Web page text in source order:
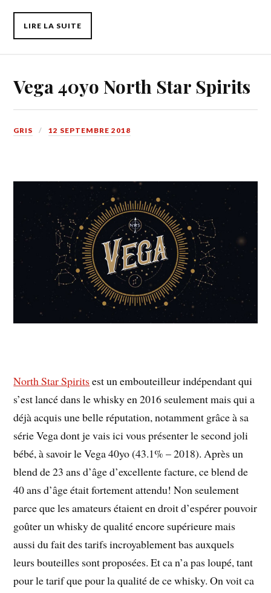
LIRE LA SUITE
Vega 40yo North Star Spirits
GRIS 12 SEPTEMBRE 2018
North Star Spirits est un embouteilleur indépendant qui
s’est lancé dans le whisky en 2016 seulement mais qui a
déjà acquis une belle réputation, notamment grâce à sa
série Vega dont je vais ici vous présenter le second joli
bébé, à savoir le Vega 40yo (43.1% – 2018). Après un
blend de 23 ans d’âge d’excellente facture, ce blend de
40 ans d’âge était fortement attendu! Non seulement
parce que les amateurs étaient en droit d’espérer pouvoir
goûter un whisky de qualité encore supérieure mais
aussi du fait des tarifs incroyablement bas auxquels
leurs bouteilles sont proposées. Et ca n’a pas loupé, tant
pour le tarif que pour la qualité de ce whisky. On voit ca